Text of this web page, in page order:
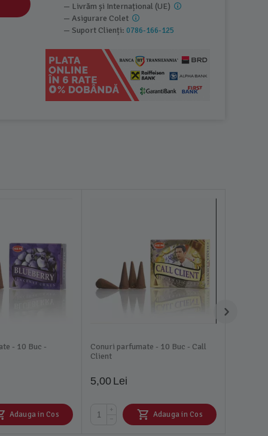
— Livrăm și Internațional (UE)
— Asigurare Colet
— Suport Clienți:0786-166-125
- 10 Buc -
Adauga in Cos
Conuri parfumate - 10 Buc - Call
Client
5,00 Lei
+
−
Adauga in Cos